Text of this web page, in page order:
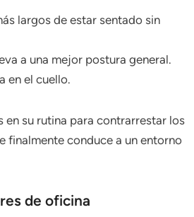
largos de estar sentado sin
a una mejor postura general.
en el cuello.
su rutina para contrarrestar los
finalmente conduce a un entorno
de oficina